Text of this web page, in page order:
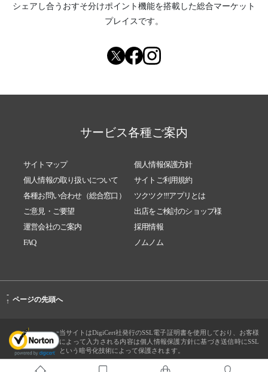
シェアし合う おすそ分けポイント機能を搭載した総合マーケット
プレイスです。
サービス各種ご案内
サイトマップ
個人情報保護方針
個人情報の取り扱いについて
サイトご利用規約
各種お問い合わせ（総合窓口）
ツクツク!!!アプリとは
ご意見・ご要望
出店をご検討のショップ様
運営会社のご案内
採用情報
FAQ
ノムノム
-
↑ ページの先頭へ
当サイトはDigiCert社発行のSSL電子証明書を使用しており、お客様
によって入力される内容は個人情報保護方針に基づき送信時にSSL
という暗号化技術によって保護されます。